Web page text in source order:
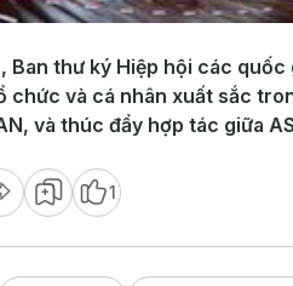
Ban thư ký Hiệp hội các
chức và cá nhân xuất sắc
và thúc đẩy hợp tác giữa
1